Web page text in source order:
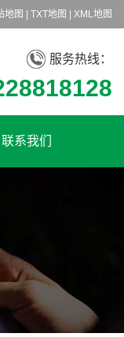
地图 TXT地图 XML地图
服务热线：
联系我们